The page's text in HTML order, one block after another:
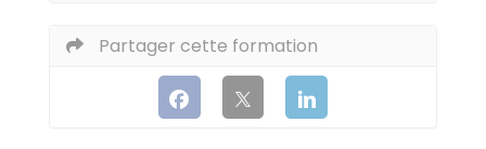
Partager cette formation